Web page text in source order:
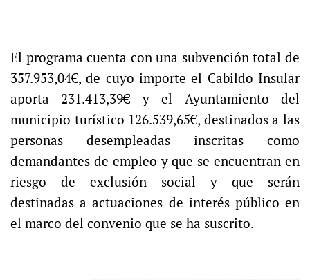
El programa cuenta con una subvención total de
357.953,04€, de cuyo importe el Cabildo Insular
aporta 231.413,39€ y el Ayuntamiento del
municipio turístico 126.539,65€, destinados a las
personas desempleadas inscritas como
demandantes de empleo y que se encuentran en
riesgo de exclusión social y que serán
destinadas a actuaciones de interés público en
el marco del convenio que se ha suscrito.